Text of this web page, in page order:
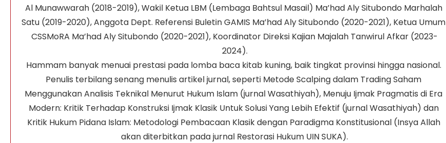
Al Munawwarah (2018-2019), Wakil Ketua LBM (Lembaga Bahtsul Masail) Ma’had Aly Situbondo Marhalah
Satu (2019-2020), Anggota Dept. Referensi Buletin GAMIS Ma’had Aly Situbondo (2020-2021), Ketua Umum
CSSMoRA Ma’had Aly Situbondo (2020-2021), Koordinator Direksi Kajian Majalah Tanwirul Afkar (2023-
2024).
Hammam banyak menuai prestasi pada lomba baca kitab kuning, baik tingkat provinsi hingga nasional.
Penulis terbilang senang menulis artikel jurnal, seperti Metode Scalping dalam Trading Saham
Menggunakan Analisis Teknikal Menurut Hukum Islam (jurnal Wasathiyah), Menuju Ijmak Pragmatis di Era
Modern: Kritik Terhadap Konstruksi Ijmak Klasik Untuk Solusi Yang Lebih Efektif (jurnal Wasathiyah) dan
Kritik Hukum Pidana Islam: Metodologi Pembacaan Klasik dengan Paradigma Konstitusional (Insya Allah
akan diterbitkan pada jurnal Restorasi Hukum UIN SUKA).